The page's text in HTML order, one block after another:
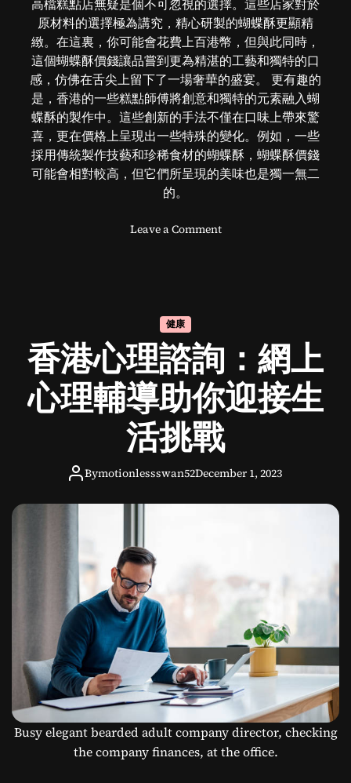
高檔糕點店無疑是個不可忽視的選擇。這些店家對於
原材料的選擇極為講究，精心研製的蝴蝶酥更顯精
緻。在這裏，你可能會花費上百港幣，但與此同時，
這個蝴蝶酥價錢讓品嘗到更為精湛的工藝和獨特的口
感，仿佛在舌尖上留下了一場奢華的盛宴。 更有趣的
是，香港的一些糕點師傅將創意和獨特的元素融入蝴
蝶酥的製作中。這些創新的手法不僅在口味上帶來驚
喜，更在價格上呈現出一些特殊的變化。例如，一些
採用傳統製作技藝和珍稀食材的蝴蝶酥，蝴蝶酥價錢
可能會相對較高，但它們所呈現的美味也是獨一無二
的。
Leave a Commento
價
怎
麼
樣
，
為
什
說
享
受
健康
香港心理諮詢：網上
心理輔導助你迎接生
活挑戰
Bymotionlessswan52December 1, 2023
Busy elegant bearded adult company director, checking
the company finances, at the office.